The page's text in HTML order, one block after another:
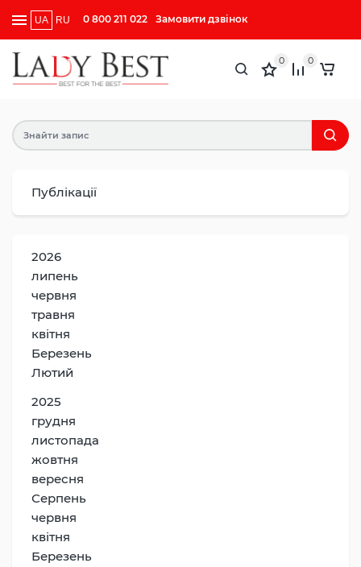
UA RU 0 800 211 022 Замовити дзвінок
0 0
Публікації
2026
липень
червня
травня
квітня
Березень
Лютий
2025
грудня
листопада
жовтня
вересня
Серпень
червня
квітня
Березень